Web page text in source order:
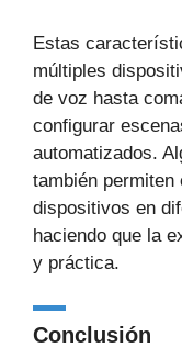
Estas
múltiples
de voz hasta
configurar
automatizados.
también permiten
dispositivos en
haciendo que la
y práctica.
Conclusión